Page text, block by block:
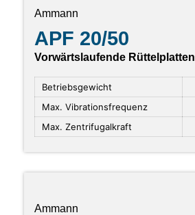
Ammann
APF 20/50
Vorwärtslaufende Rüttelplatten
Betriebsgewicht
Max. Vibrationsfrequenz
Max. Zentrifugalkraft
Ammann